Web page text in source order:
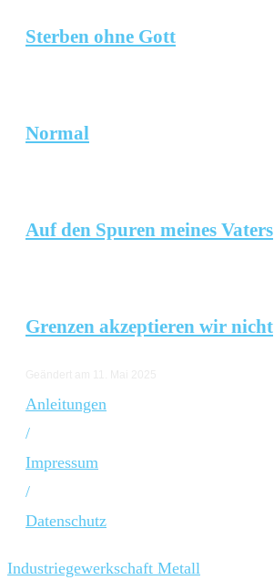
Sterben ohne Gott
Normal
Auf den Spuren meines Vaters
Grenzen akzeptieren wir nicht
Anleitungen
/
Impressum
/
Datenschutz
Industriegewerkschaft Metall